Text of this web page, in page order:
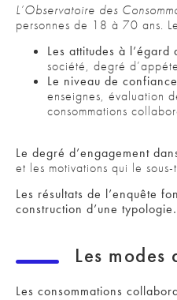
L’Observatoire des
personnes de 18 à 70 ans.
Les attitudes à
société, degré
Le niveau de
enseignes, évaluation
consommations
Le degré d’engagement
et les motivations qui le sous-
Les résultats de l’enquête
construction d’une
Les
Les consommations